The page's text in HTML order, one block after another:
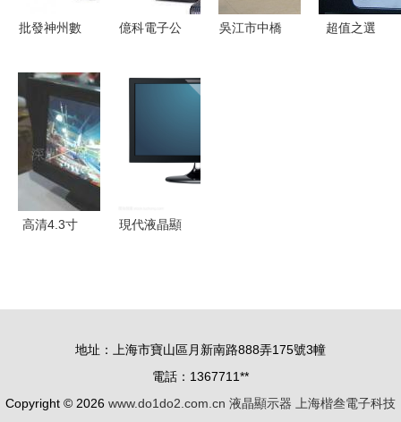
圖片2
批發神州數
系列液晶顯
示器
F1900C 優
質顯示與可
靠性能之選
億科電子公
器底座創新
美學
吳江市中橋
超值之選
高清4.3寸
現代液晶顯
地址：上海市寶山區月新南路888弄175號3幢
電話：1367711**
Copyright © 2026 www.do1do2.com.cn 液晶顯示器 上海楷叁電子科技